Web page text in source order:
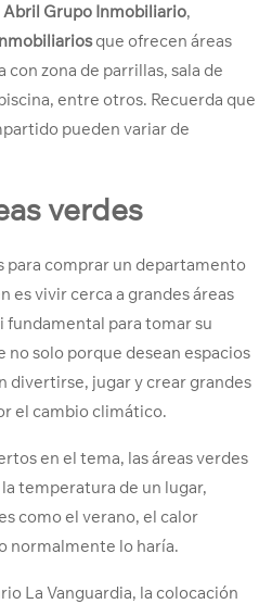
Abril Grupo Inmobiliario,
que ofrecen áreas
zona de parrillas, sala de
entre otros. Recuerda que
pueden variar de
verdes
para comprar un departamento
es vivir cerca a grandes áreas
fundamental para tomar su
no solo porque desean espacios
divertirse, jugar y crear grandes
el cambio climático.
en el tema, las áreas verdes
temperatura de un lugar,
como el verano, el calor
normalmente lo haría.
La Vanguardia, la colocación